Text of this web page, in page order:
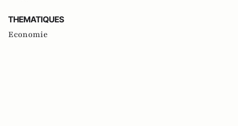
THEMATIQUES
Economie